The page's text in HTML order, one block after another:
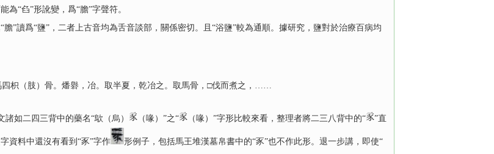
為“臽”形訛變，爲“膽”字聲符。
讀爲“鹽”，二者上古音均為舌音談部，關係密切。且“浴鹽”較為通順。據研究，鹽對於治療百病均
四枳（肢）骨。燔礜，冶。取半夏，乾冶之。取馬骨，□伐而煮之，……
如二四三背中的藥名“歍（烏） （喙）”之“ （喙）”字形比較來看，整理者將二三八背中的“ ”直
資料中還沒有看到“豕”字作
形例子，包括馬王堆漢墓帛書中的“豕”也不作此形。退一步講，即使“